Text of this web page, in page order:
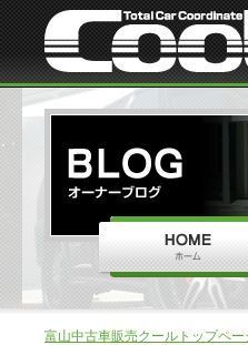
富山中古車販売クールトップペー